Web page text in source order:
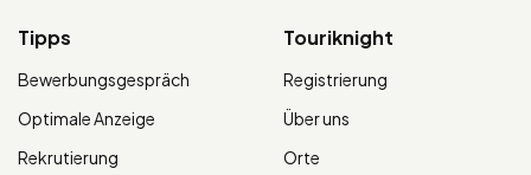
Tipps
Bewerbungsgespräch
Optimale Anzeige
Rekrutierung
Touriknight
Registrierung
Über uns
Orte